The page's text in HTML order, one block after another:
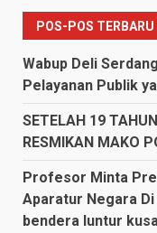
POS-POS TERBARU
Wabup Deli
Pelayanan Publik
SETELAH 19
RESMIKAN MAKO
Profesor Minta
Aparatur Negara
bendera luntur